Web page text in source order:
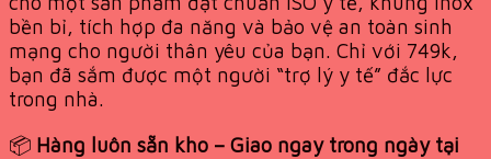
bền bỉ, tích hợp đa năng và bảo vệ an toàn sinh
mạng cho người thân yêu của bạn. Chỉ với 749k,
bạn đã sắm được một người “trợ lý y tế” đắc lực
trong nhà.
📦 Hàng luôn sẵn kho – Giao ngay trong ngày tại